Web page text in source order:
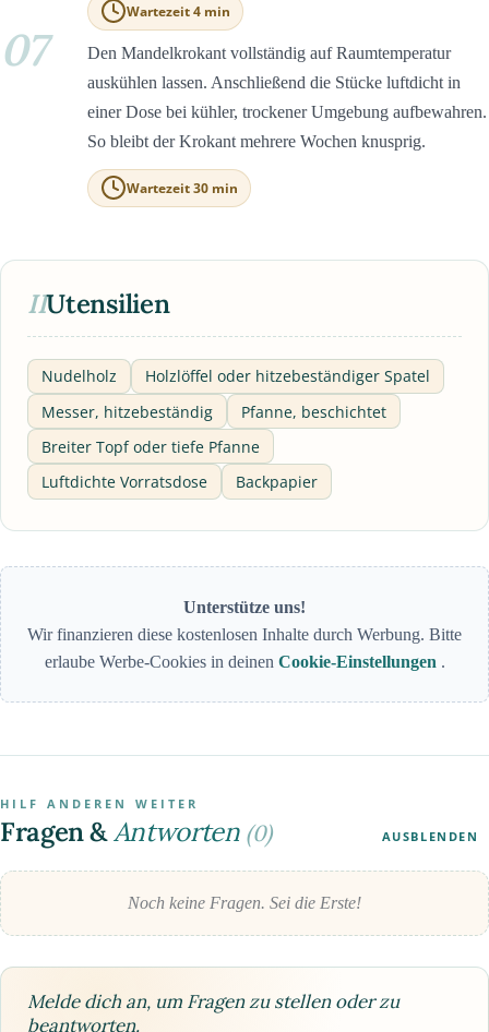
Wartezeit 4 min
07
Den Mandelkrokant vollständig auf Raumtemperatur
auskühlen lassen. Anschließend die Stücke luftdicht in
einer Dose bei kühler, trockener Umgebung aufbewahren.
So bleibt der Krokant mehrere Wochen knusprig.
Wartezeit 30 min
IIUtensilien
Nudelholz
Holzlöffel oder hitzebeständiger Spatel
Messer, hitzebeständig
Pfanne, beschichtet
Breiter Topf oder tiefe Pfanne
Luftdichte Vorratsdose
Backpapier
Unterstütze uns!
Wir finanzieren diese kostenlosen Inhalte durch Werbung. Bitte
erlaube Werbe-Cookies in deinen Cookie-Einstellungen .
HILF ANDEREN WEITER
Fragen &Antworten (0) AUSBLENDEN
Noch keine Fragen. Sei die Erste!
Melde dich an, um Fragen zu stellen oder zu
beantworten.